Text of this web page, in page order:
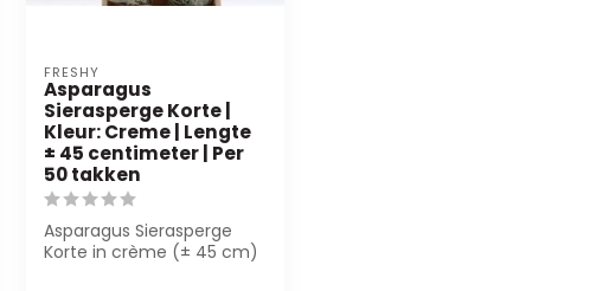
FRESHY
Asparagus
Sierasperge Korte |
Kleur: Creme | Lengte
± 45 centimeter | Per
50 takken
Asparagus Sierasperge
Korte in crème (± 45 cm)